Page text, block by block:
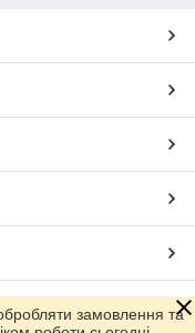
замовлення та